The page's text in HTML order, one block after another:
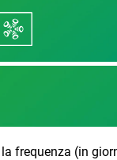
per parola chiave
frequenza (in